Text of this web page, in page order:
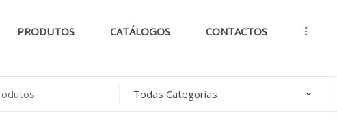
PRODUTOS CATÁLOGOS CONTACTOS ...